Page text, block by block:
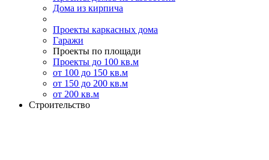
Дома из кирпича
Проекты каркасных дома
Гаражи
Проекты по площади
Проекты до 100 кв.м
от 100 до 150 кв.м
от 150 до 200 кв.м
от 200 кв.м
Строительство